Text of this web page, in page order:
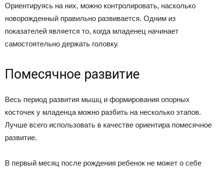
Ориентируясь на них, можно контролировать, насколько
новорожденный правильно развивается. Одним из
показателей является то, когда младенец начинает
самостоятельно держать головку.
Помесячное развитие
Весь период развития мышц и формирования опорных
косточек у младенца можно разбить на несколько этапов.
Лучше всего использовать в качестве ориентира помесячное
развитие.
В первый месяц после рождения ребенок не может о себе